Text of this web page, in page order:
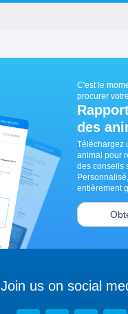
C'est le
procurer votre
des
Téléchargez
animal pour
des conseils
entièrement
Join us on social